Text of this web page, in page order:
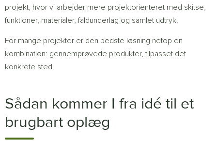
projekt, hvor vi arbejder mere projektorienteret med skitse,
funktioner, materialer, faldunderlag og samlet udtryk.
For mange projekter er den bedste løsning netop en
kombination: gennemprøvede produkter, tilpasset det
konkrete sted.
Sådan kommer I fra idé til et
brugbart oplæg